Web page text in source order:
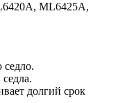
ML6425A,
долгий срок